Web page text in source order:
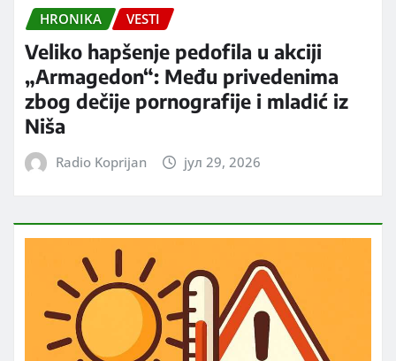
HRONIKA VESTI
Veliko hapšenje pedofila u akciji
„Armagedon“: Među privedenima
zbog dečije pornografije i mladić iz
Niša
Radio Koprijan јул 29, 2026